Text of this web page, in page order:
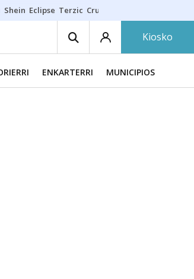
Shein Eclipse Terzic Cruz Gorbeia
Kiosko
ENKARTERRI MUNICIPIOS